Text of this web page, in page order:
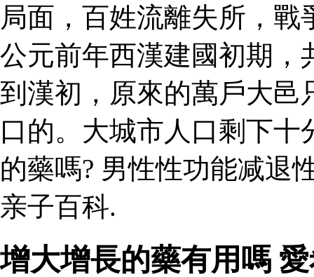
局面，百姓流離失所，
公元前年西漢建國初期，
到漢初，原來的萬戶大邑
口的。大城市人口剩下
的藥嗎? 男性性功能减退
亲子百科.
增大增長的藥有用嗎